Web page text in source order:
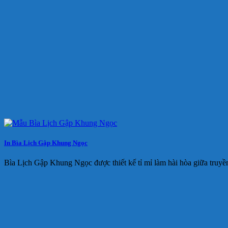
In Bìa Lịch Gập Khung Ngọc
Bìa Lịch Gập Khung Ngọc được thiết kế tỉ mỉ làm hài hòa giữa